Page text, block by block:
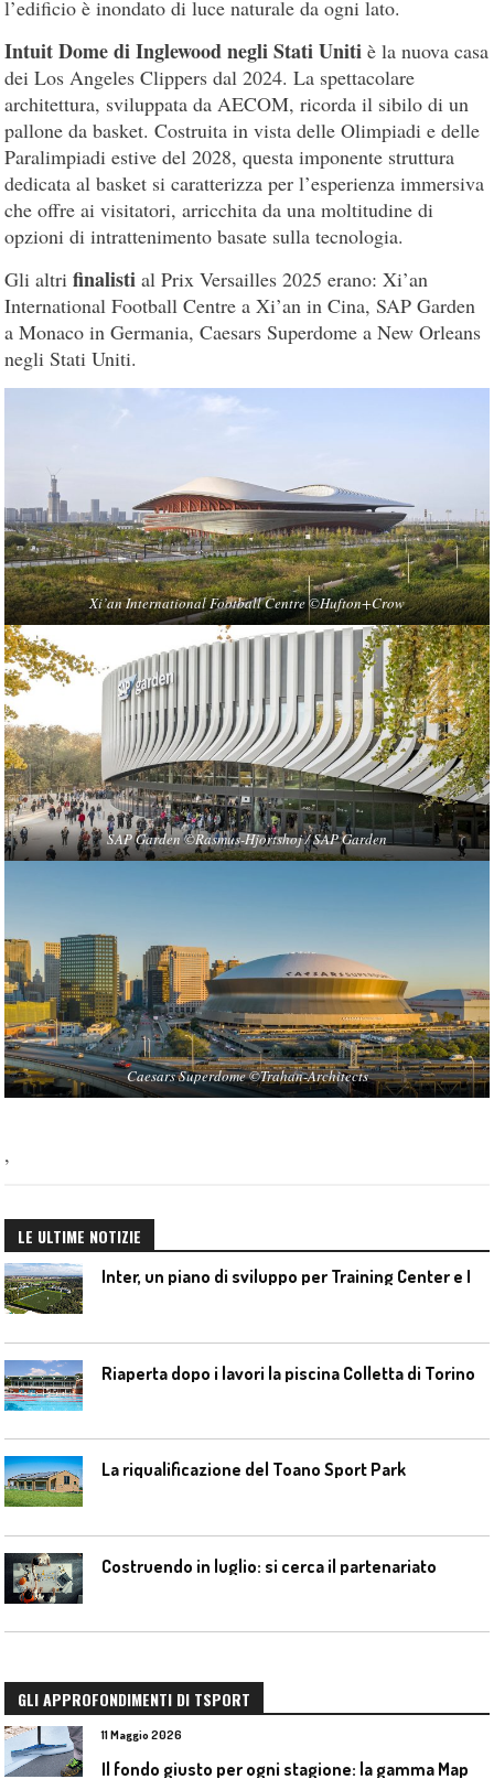
l’edificio è inondato di luce naturale da ogni lato.
Intuit Dome di Inglewood negli Stati Unitiè la nuova casa
dei Los Angeles Clippers dal 2024. La spettacolare
architettura, sviluppata da AECOM, ricorda il sibilo di un
pallone da basket. Costruita in vista delle Olimpiadi e delle
Paralimpiadi estive del 2028, questa imponente struttura
dedicata al basket si caratterizza per l’esperienza immersiva
che offre ai visitatori, arricchita da una moltitudine di
opzioni di intrattenimento basate sulla tecnologia.
Gli altrifinalisti al Prix Versailles 2025 erano: Xi’an
International Football Centre a Xi’an in Cina, SAP Garden
a Monaco in Germania, Caesars Superdome a New Orleans
negli Stati Uniti.
Xi’an International Football Centre ©Hufton+Crow
SAP Garden ©Rasmus-Hjortshoj / SAP Garden
Caesars Superdome ©Trahan-Architects
,
LE ULTIME NOTIZIE
Riaperta dopo i lavori la piscina Colletta di Torino
La riqualificazione del Toano Sport Park
Costruendo in luglio: si cerca il partenariato
GLI APPROFONDIMENTI DI TSPORT
11 Maggio 2026